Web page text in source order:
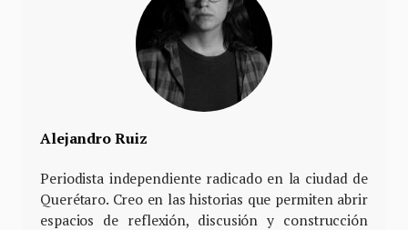
Alejandro Ruiz
Periodista independiente radicado en la ciudad de
Querétaro. Creo en las historias que permiten abrir
espacios de reflexión, discusión y construcción